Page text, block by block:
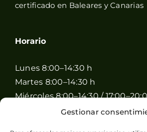
Gestionar
certificado en Baleares y Canarias
Horario
Lunes 8:00–14:30 h
Martes 8:00–14:30 h
Miércoles 8:00–14:30 /
Jueves 8:00–14:30 / 17:00–20:00